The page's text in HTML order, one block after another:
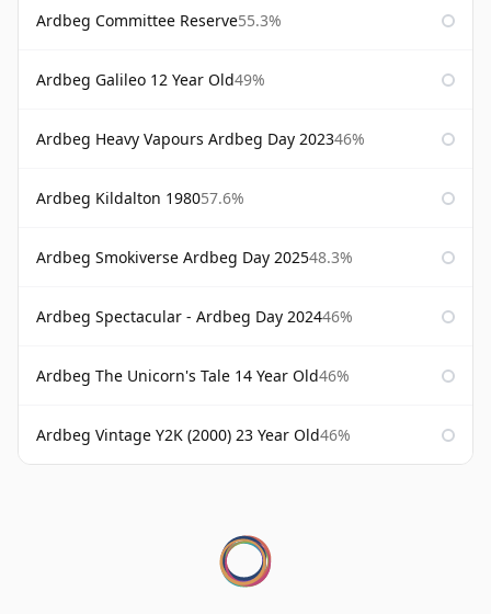
Ardbeg Committee Reserve55.3%
Ardbeg Galileo 12 Year Old49%
Ardbeg Heavy Vapours Ardbeg Day 202346%
Ardbeg Kildalton 198057.6%
Ardbeg Smokiverse Ardbeg Day 202548.3%
Ardbeg Spectacular - Ardbeg Day 202446%
Ardbeg The Unicorn's Tale 14 Year Old46%
Ardbeg Vintage Y2K (2000) 23 Year Old46%